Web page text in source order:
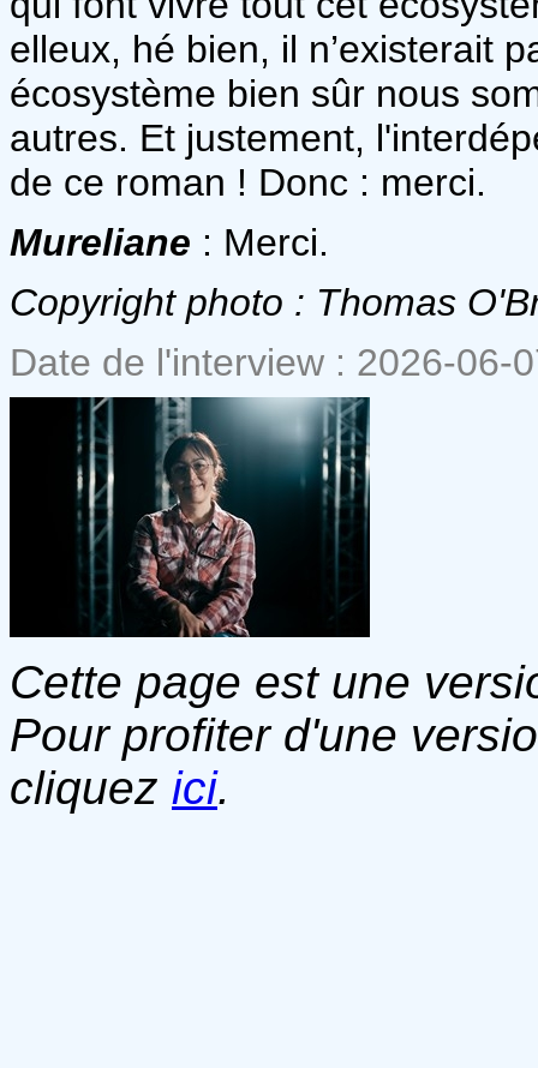
elleux, hé bien, il n’existerait
écosystème bien sûr nous
autres. Et justement,
de ce roman ! Donc : merci.
Mureliane : Merci.
Copyright photo : Thomas
Date de l'interview : 2026-06-
Cette page est une
Pour profiter d'une
cliquez ici.